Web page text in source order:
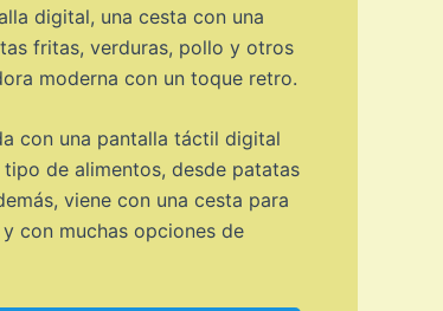
digital, una cesta con una
fritas, verduras, pollo y otros
moderna con un toque retro.
con una pantalla táctil digital
de alimentos, desde patatas
viene con una cesta para
con muchas opciones de